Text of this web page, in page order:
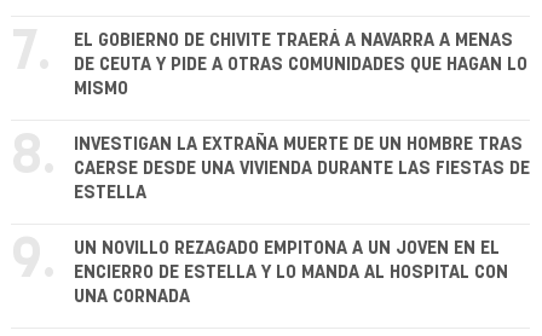
7.
EL GOBIERNO DE CHIVITE TRAERÁ A NAVARRA A MENAS
DE CEUTA Y PIDE A OTRAS COMUNIDADES QUE HAGAN LO
MISMO
8.
INVESTIGAN LA EXTRAÑA MUERTE DE UN HOMBRE TRAS
CAERSE DESDE UNA VIVIENDA DURANTE LAS FIESTAS DE
ESTELLA
9.
UN NOVILLO REZAGADO EMPITONA A UN JOVEN EN EL
ENCIERRO DE ESTELLA Y LO MANDA AL HOSPITAL CON
UNA CORNADA